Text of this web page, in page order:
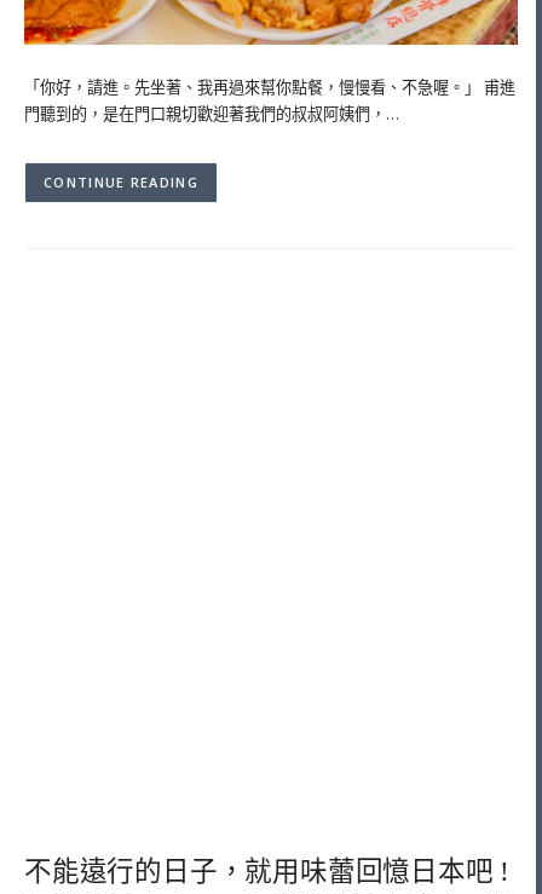
「你好，請進。先坐著、我再過來幫你點餐，慢慢看、不急喔。」 甫進
門聽到的，是在門口親切歡迎著我們的叔叔阿姨們，…
CONTINUE READING
不能遠行的日子，就用味蕾回憶日本吧 !